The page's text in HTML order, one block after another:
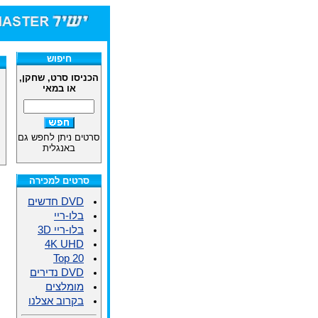
חיפוש
הכניסו סרט, שחקן,
או במאי
סרטים ניתן לחפש גם
באנגלית
סרטים למכירה
DVD חדשים
בלו-ריי
בלו-ריי 3D
4K UHD
Top 20
DVD נדירים
מומלצים
בקרוב אצלנו